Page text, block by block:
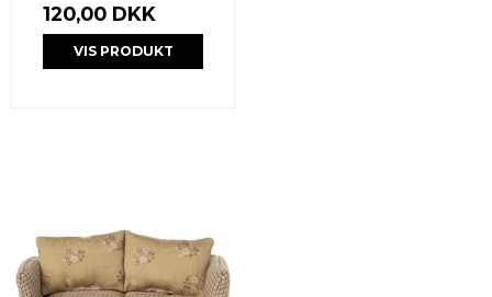
120,00 DKK
VIS PRODUKT